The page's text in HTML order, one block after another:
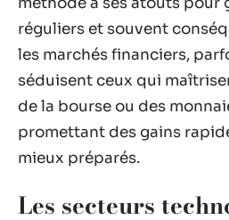
réguliers et souvent
les marchés financiers,
séduisent ceux qui
de la bourse ou des
promettant des gains
mieux préparés.
Les secteurs